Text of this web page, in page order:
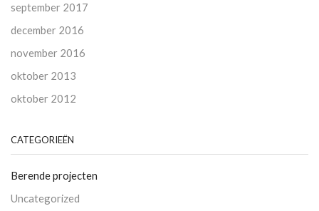
september 2017
december 2016
november 2016
oktober 2013
oktober 2012
CATEGORIEËN
Berende projecten
Uncategorized